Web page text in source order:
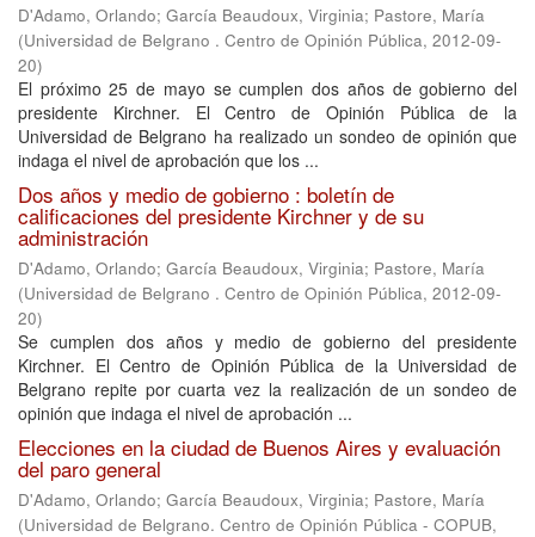
D'Adamo, Orlando; García Beaudoux, Virginia; Pastore, María
(Universidad de Belgrano . Centro de Opinión Pública, 2012-09-
20)
El próximo 25 de mayo se cumplen dos años de gobierno del
presidente Kirchner. El Centro de Opinión Pública de la
Universidad de Belgrano ha realizado un sondeo de opinión que
indaga el nivel de aprobación que los ...
Dos años y medio de gobierno : boletín de
calificaciones del presidente Kirchner y de su
administración
D'Adamo, Orlando; García Beaudoux, Virginia; Pastore, María
(Universidad de Belgrano . Centro de Opinión Pública, 2012-09-
20)
Se cumplen dos años y medio de gobierno del presidente
Kirchner. El Centro de Opinión Pública de la Universidad de
Belgrano repite por cuarta vez la realización de un sondeo de
opinión que indaga el nivel de aprobación ...
Elecciones en la ciudad de Buenos Aires y evaluación
del paro general
D'Adamo, Orlando; García Beaudoux, Virginia; Pastore, María
(Universidad de Belgrano. Centro de Opinión Pública - COPUB,